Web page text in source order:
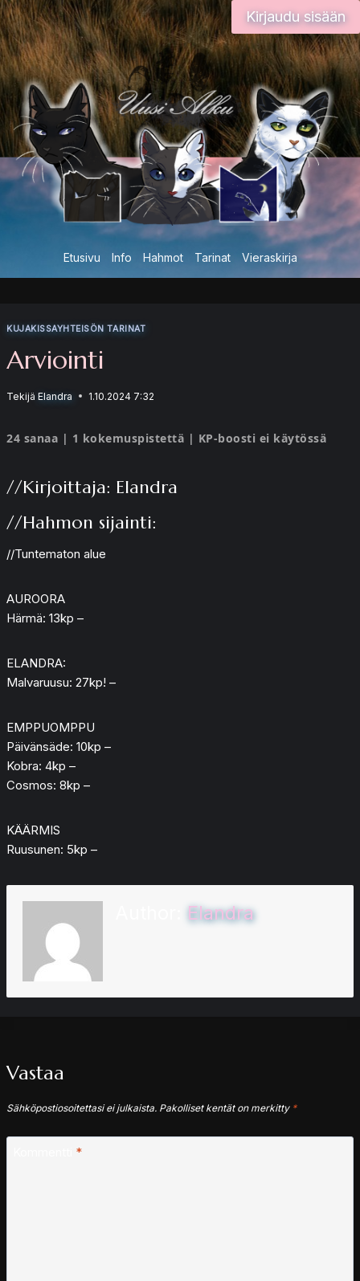
Siirry
sisältöön
Kirjaudu sisään
Etusivu Info Hahmot Tarinat Vieraskirja
KUJAKISSAYHTEISÖN TARINAT
Arviointi
Tekijä Elandra 1.10.2024 7:32
24 sanaa | 1 kokemuspistettä | KP-boosti ei käytössä
//Kirjoittaja: Elandra
//Hahmon sijainti:
//Tuntematon alue
AUROORA
Härmä: 13kp –
ELANDRA:
Malvaruusu: 27kp! –
EMPPUOMPPU
Päivänsäde: 10kp –
Kobra: 4kp –
Cosmos: 8kp –
KÄÄRMIS
Ruusunen: 5kp –
Elandra
Vastaa
Sähköpostiosoitettasi ei julkaista. Pakolliset kentät on merkitty *
*